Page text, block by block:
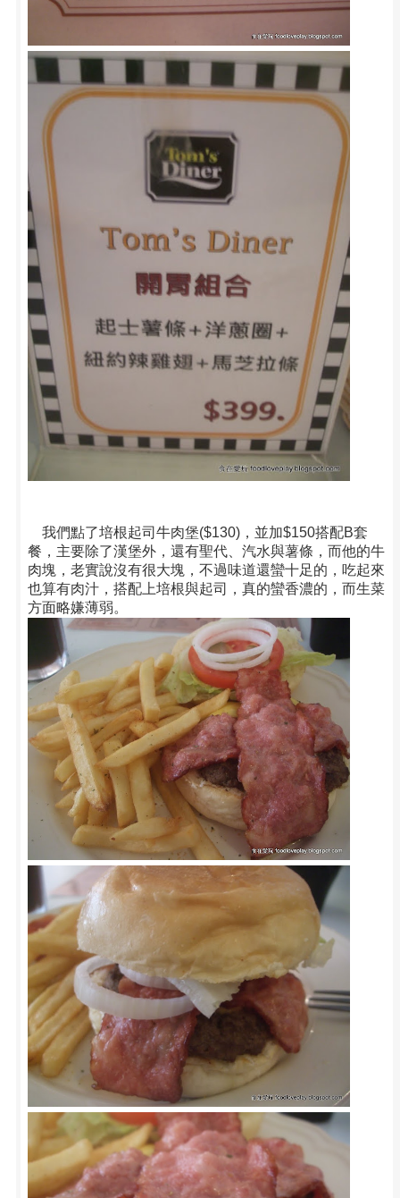
我們點了培根起司牛肉堡($130)，並加$150搭配B套
餐，主要除了漢堡外，還有聖代、汽水與薯條，而他的牛
肉塊，老實說沒有很大塊，不過味道還蠻十足的，吃起來
也算有肉汁，搭配上培根與起司，真的蠻香濃的，而生菜
方面略嫌薄弱。